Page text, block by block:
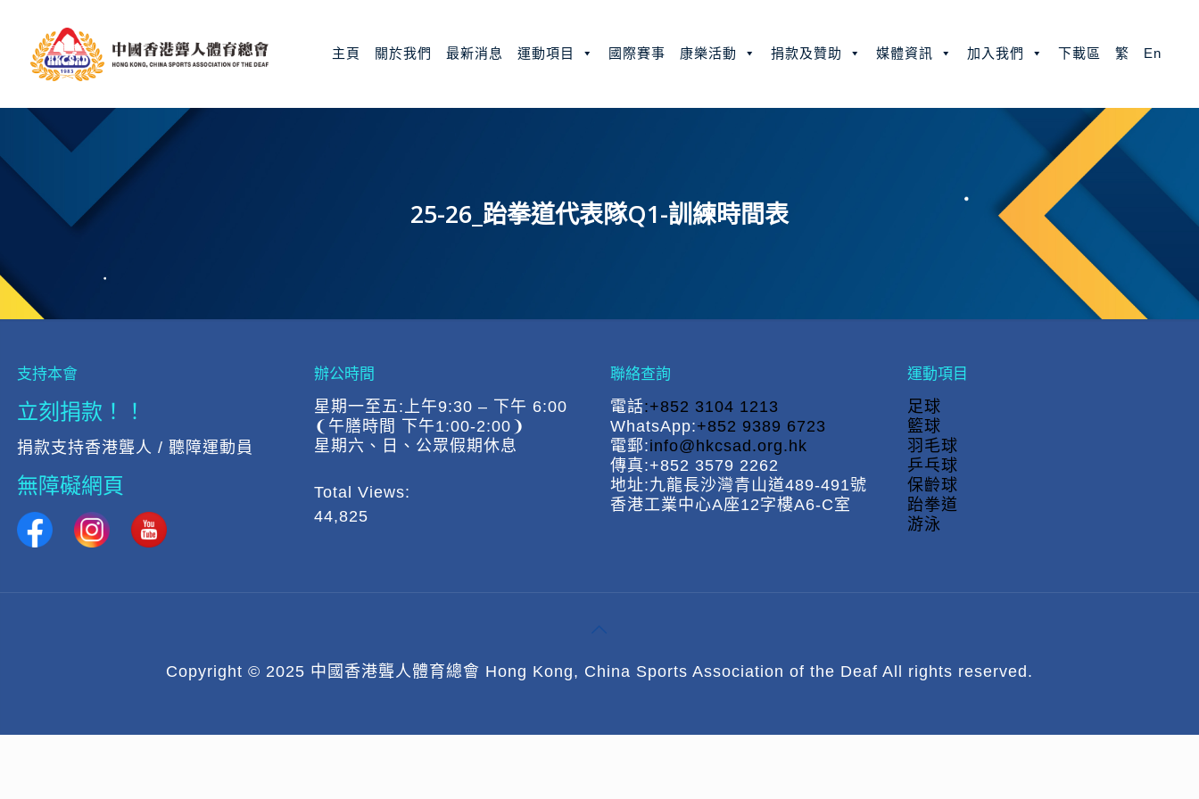
主頁 關於我們 最新消息 運動項目 國際賽事 康樂活動 捐款及贊助 媒體資訊 加入我們 下載區 繁 En
25-26_跆拳道代表隊Q1-訓練時間表
支持本會
立刻捐款！！
捐款支持香港聾人 / 聽障運動員
無障礙網頁
辦公時間
星期一至五:上午9:30 – 下午 6:00
❨午膳時間 下午1:00-2:00❩
星期六、日、公眾假期休息
Total Views:
44,825
聯絡查詢
電話:+852 3104 1213
WhatsApp:+852 9389 6723
電郵:info@hkcsad.org.hk
傳真:+852 3579 2262
地址:九龍長沙灣青山道489-491號
香港工業中心A座12字樓A6-C室
運動項目
足球
籃球
羽毛球
乒乓球
保齡球
跆拳道
游泳
Copyright © 2025 中國香港聾人體育總會 Hong Kong, China Sports Association of the Deaf All rights reserved.